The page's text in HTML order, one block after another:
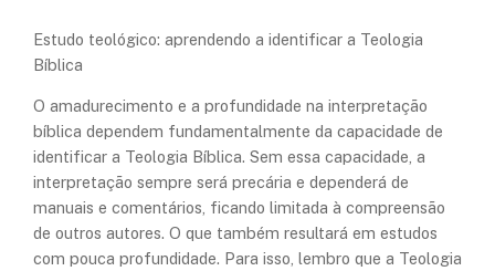
Estudo teológico: aprendendo a identificar a Teologia
Bíblica
O amadurecimento e a profundidade na interpretação
bíblica dependem fundamentalmente da capacidade de
identificar a Teologia Bíblica. Sem essa capacidade, a
interpretação sempre será precária e dependerá de
manuais e comentários, ficando limitada à compreensão
de outros autores. O que também resultará em estudos
com pouca profundidade. Para isso, lembro que a Teologia